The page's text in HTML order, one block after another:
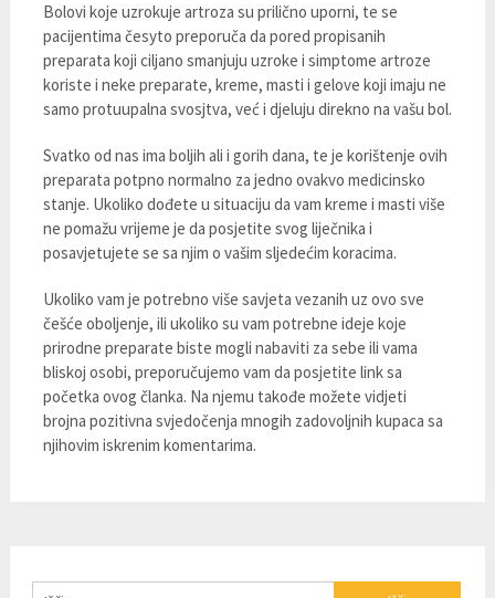
Bolovi koje uzrokuje artroza su prilično uporni, te se
pacijentima česyto preporuča da pored propisanih
preparata koji ciljano smanjuju uzroke i simptome artroze
koriste i neke preparate, kreme, masti i gelove koji imaju ne
samo protuupalna svosjtva, već i djeluju direkno na vašu bol.
Svatko od nas ima boljih ali i gorih dana, te je korištenje ovih
preparata potpno normalno za jedno ovakvo medicinsko
stanje. Ukoliko dođete u situaciju da vam kreme i masti više
ne pomažu vrijeme je da posjetite svog liječnika i
posavjetujete se sa njim o vašim sljedećim koracima.
Ukoliko vam je potrebno više savjeta vezanih uz ovo sve
češće oboljenje, ili ukoliko su vam potrebne ideje koje
prirodne preparate biste mogli nabaviti za sebe ili vama
bliskoj osobi, preporučujemo vam da posjetite link sa
početka ovog članka. Na njemu takođe možete vidjeti
brojna pozitivna svjedočenja mnogih zadovoljnih kupaca sa
njihovim iskrenim komentarima.